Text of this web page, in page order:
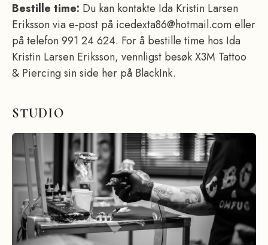
Bestille time: Du kan kontakte Ida Kristin Larsen
Eriksson via e-post på icedexta86@hotmail.com eller
på telefon 991 24 624. For å bestille time hos Ida
Kristin Larsen Eriksson, vennligst besøk X3M Tattoo
& Piercing sin side her på BlackInk.
STUDIO